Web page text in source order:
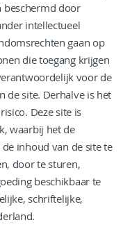
beschermd door
intellectueel
gaan op
die toegang krijgen
voor de
de site. Derhalve is het
Deze site is
waarbij het de
inhoud van de site te
door te sturen,
beschikbaar te
schriftelijke,